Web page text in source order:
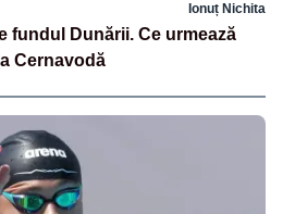
Ionuț Nichita
fundul Dunării. Ce urmează
Cernavodă